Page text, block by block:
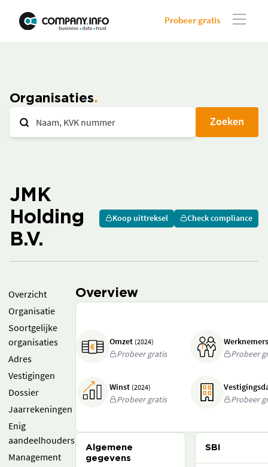
Probeer gratis
Organisaties
Zoeken
JMK
Holding
B.V.
Koop uittreksel Check compliance
Overzicht
Organisatie
Soortgelijke
organisaties
Adres
Vestigingen
Dossier
Jaarrekeningen
Enig
aandeelhouders
Management
Overview
Omzet (2024)
Probeer gratis
Probeer
Winst (2024)
Probeer gratis
Probeer
Algemene
gegevens
SBI